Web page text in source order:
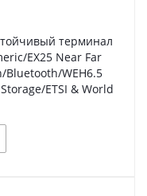
EX25 Near Far
Bluetooth/WEH6.5
ETSI & World